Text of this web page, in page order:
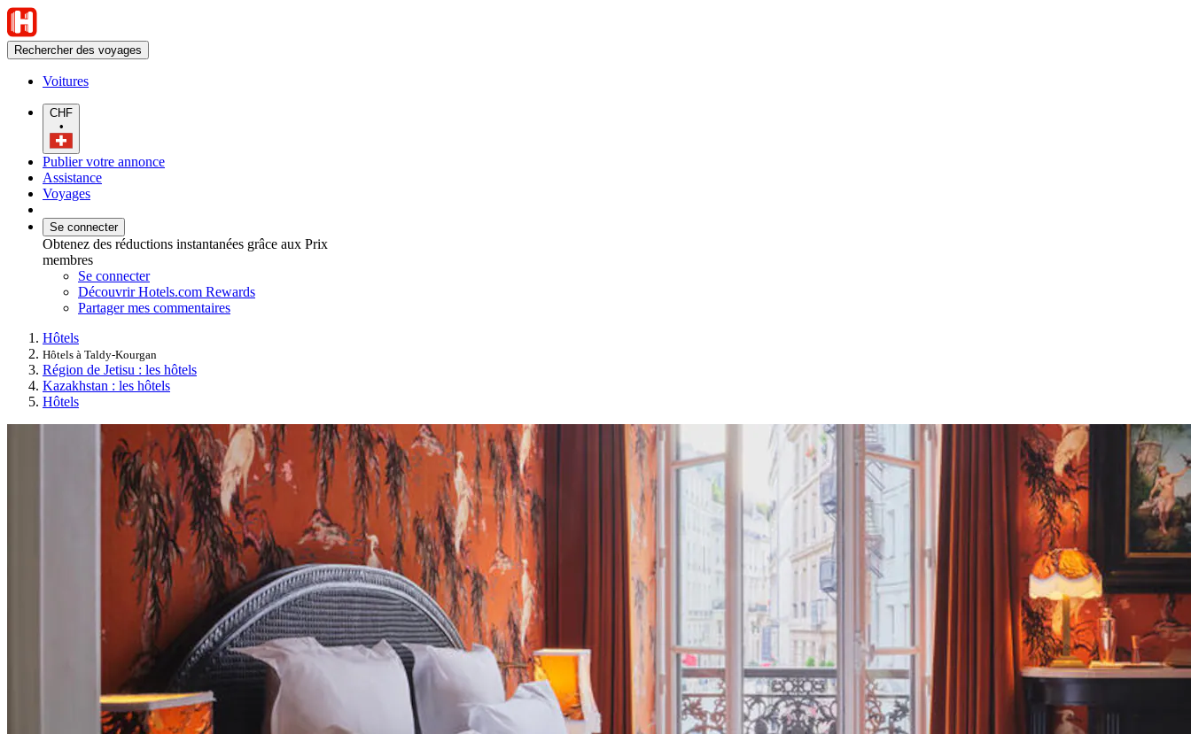
Rechercher des voyages
Voitures
CHF
•
Publier votre annonce
Assistance
Voyages
Se connecter
Obtenez des réductions instantanées grâce aux Prix
membres
Se connecter
Découvrir Hotels.com Rewards
Partager mes commentaires
Hôtels
Hôtels à Taldy-Kourgan
Région de Jetisu : les hôtels
Kazakhstan : les hôtels
Hôtels